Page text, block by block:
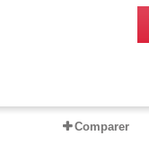
Comparer